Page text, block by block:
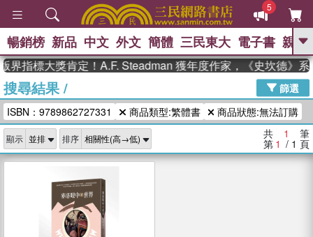
5
GO
高希均教授回憶錄
、 The Odyssey 、 父親節 、 如果歷
史是一群喵 、 暑期推薦 、 國際布克
獎 臺灣漫遊錄 、 方念華 、 台灣的李
登輝時代
數學女孩：黎曼猜想 、
偉大的迷走神經
暢銷榜 新品 中文 外文 簡體 三民東大 電子書 親子
界指標大獎肯定！A.F. Steadman 獲年度作家，《史坎德》系
搜尋結果/
篩選
ISBN：9789862727331
商品類型:繁體書 商品狀態:無法訂購
顯示 排序 共 1 筆
第 1 / 1 頁